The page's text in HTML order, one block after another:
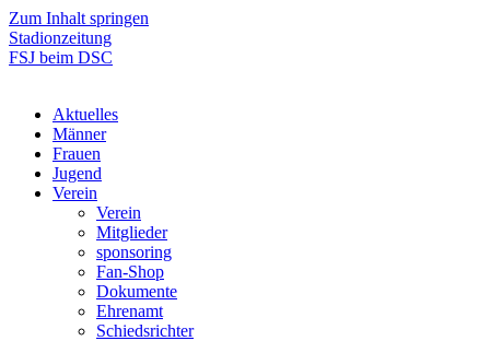
Zum Inhalt springen
Stadionzeitung
FSJ beim DSC
Aktuelles
Männer
Frauen
Jugend
Verein
Verein
Mitglieder
sponsoring
Fan-Shop
Dokumente
Ehrenamt
Schiedsrichter